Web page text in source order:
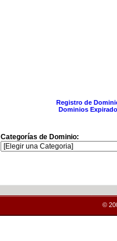
Registro de
Dominios
Categorías de Dominio:
©